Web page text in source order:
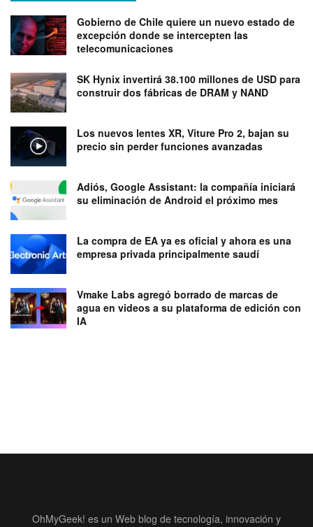
Gobierno de Chile quiere un nuevo estado de
excepción donde se intercepten las
telecomunicaciones
SK Hynix invertirá 38.100 millones de USD para
construir dos fábricas de DRAM y NAND
Los nuevos lentes XR, Viture Pro 2, bajan su
precio sin perder funciones avanzadas
Adiós, Google Assistant: la compañía iniciará
su eliminación de Android el próximo mes
La compra de EA ya es oficial y ahora es una
empresa privada principalmente saudí
Vmake Labs agregó borrado de marcas de
agua en videos a su plataforma de edición con
IA
OhMyGeek! es un Web blog de tecnología, innovación y